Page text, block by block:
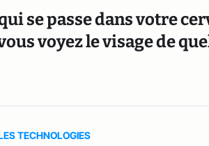
se passe dans votre
voyez le visage de
TECHNOLOGIES